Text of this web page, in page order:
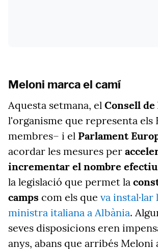
Meloni marca el camí
Aquesta setmana, el Consell de
l'organisme que representa els
membres– i el Parlament
acordar les mesures per
incrementar el nombre
la legislació que permet la
camps com els que va
ministra italiana a Albània.
seves disposicions eren
anys, abans que arribés Meloni